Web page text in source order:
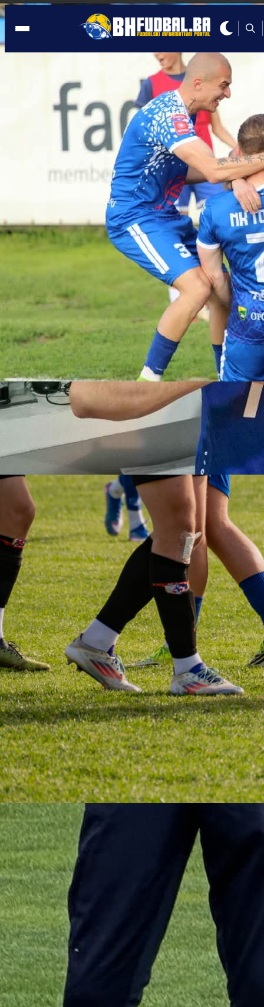
07:52, 05.06.2025
Trener bez kredibiliteta? Pitanja bez
odgovora oko angažmana Đekanovića
NK TOŠK?!
Redakcija
07:52, 05.06.2025
PRVA LIGA FBIH
Dok se NK TOŠK i dalje muči da pronađe
rezultatski iskorak, jedno ime sve češće dolazi pod
– glavni trener Nebojša Đekanović.
Iako je imenovan s nadom da će unijeti novu
viziju u tim, do sada nije pokazao dovoljno ni
ni taktički da bi opravdao povjerenje kluba.
Od samog početka njegovog mandata, nije bilo
osnovu čega je Đekanović uopšte dobio priliku da
tim koji pretenduje na ozbiljniju ulogu u ligi.
Njegova trenerska biografija je skromna, bez
uspjeha ili kontinuiteta u prethodnim angažmanima.
U fudbalskim krugovima često se postavlja pitanje:
je preporuka ovog čovjeka za klupu jednog
kluba?
Na terenu, NK TOŠK djeluje bez prepoznatljivog
igre. Izmjene formacija i startnih postava iz kola u
ostavljaju dojam nesigurnosti i pokušaja bez
strategije.